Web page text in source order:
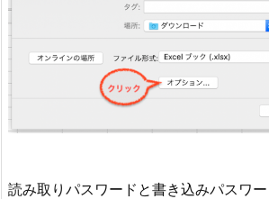
読み取りパスワードと書き込みパスワ